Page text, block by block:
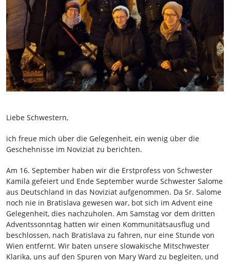
Liebe Schwestern,
ich freue mich über die Gelegenheit, ein wenig über die
Geschehnisse im Noviziat zu berichten.
Am 16. September haben wir die Erstprofess von Schwester
Kamila gefeiert und Ende September wurde Schwester Salome
aus Deutschland in das Noviziat aufgenommen. Da Sr. Salome
noch nie in Bratislava gewesen war, bot sich im Advent eine
Gelegenheit, dies nachzuholen. Am Samstag vor dem dritten
Adventssonntag hatten wir einen Kommunitätsausflug und
beschlossen, nach Bratislava zu fahren, nur eine Stunde von
Wien entfernt. Wir baten unsere slowakische Mitschwester
Klarika, uns auf den Spuren von Mary Ward zu begleiten, und